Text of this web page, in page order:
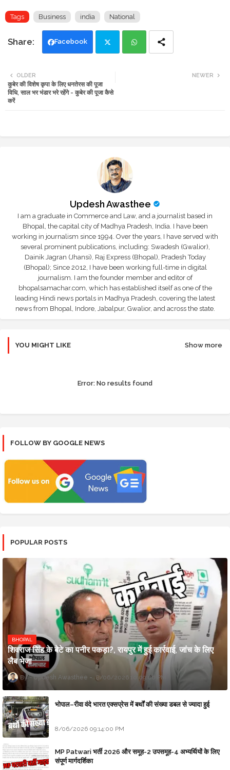
Tags Business india National
Facebook
tte
NEWER
OLDER
कुबेर की विशेष कृपा के लिए धनतेरस की पूजा
विधि, साल भर भंडार भरे रहेंगे - कुबेर की पूजा कैसे
करें
Updesh Awasthee
I am a graduate in Commerce and Law, and a journalist based in
Bhopal, the capital city of Madhya Pradesh, India. I have been
working in journalism since 1994. Over the years, I have served with
several prominent publications, including: Swadesh (Gwalior),
Dainik Jagran (Jhansi), Raj Express (Bhopal), Pradesh Today
(Bhopal); Since 2012, I have been working full-time in digital
journalism. I am the founder member and editor of
bhopalsamachar.com, which has established itself as one of the
leading Hindi news portals in Madhya Pradesh, covering the latest
news from Bhopal, Indore, Jabalpur, Gwalior, and across the state.
YOU MIGHT LIKE Show more
Error: No results found
FOLLOW BY GOOGLE NEWS
POPULAR POSTS
BHOPAL
शिवराज सिंह के बेटे का पनीर पकड़ा?, रायपुर में हुई कार्रवाई, जांच के लिए
लैब भेजा
Updesh Awasthee 8/06/2026 10:09:00 PM
भोपाल–रीवा वंदे भारत एक्सप्रेस में बर्थों की संख्या डबल से ज्यादा हुई
8/06/2026 09:14:00 PM
MP Patwari भर्ती 2026 और समूह-2 उपसमूह-4 अभ्यर्थियों के लिए
संपूर्ण मार्गदर्शिका